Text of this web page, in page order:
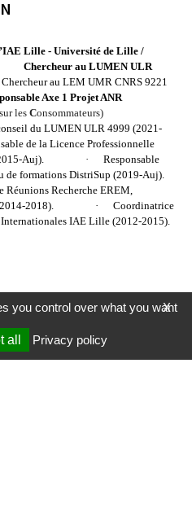
Lille - Université de Lille /
Chercheur au LUMEN ULR
Chercheur auLEM UMR CNRS 9221
Axe 1 Projet ANR
les Consommateurs)
du LUMEN ULR 4999 (2021-
de la Licence Professionnelle
Auj).
·
Responsable
de formations DistriSup (2019-Auj).
Réunions Recherche EREM,
2018).
·
Coordinatrice
IAE Lille (2012-2015).
X
you control over what you want
Privacy policy